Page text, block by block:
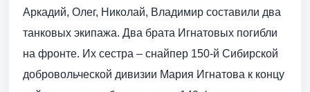
Аркадий, Олег, Николай, Владимир составили два
танковых экипажа. Два брата Игнатовых погибли
на фронте. Их сестра – снайпер 150-й Сибирской
добровольческой дивизии Мария Игнатова к концу